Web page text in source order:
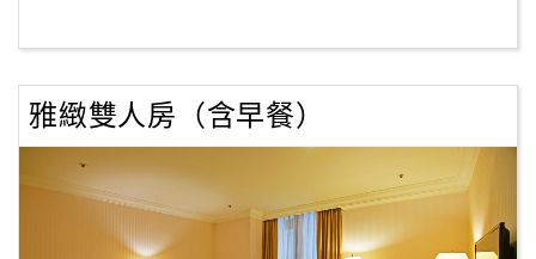
房
Q&A
雅緻雙人房（含早餐）